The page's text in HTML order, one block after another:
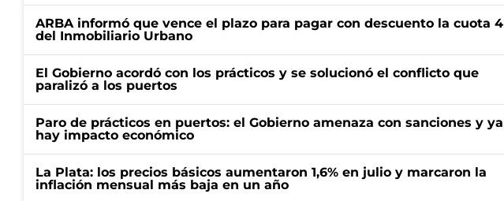
ARBA informó que vence el plazo para pagar con descuento la cuota 4
del Inmobiliario Urbano
El Gobierno acordó con los prácticos y se solucionó el conflicto que
paralizó a los puertos
Paro de prácticos en puertos: el Gobierno amenaza con sanciones y ya
hay impacto económico
La Plata: los precios básicos aumentaron 1,6% en julio y marcaron la
inflación mensual más baja en un año